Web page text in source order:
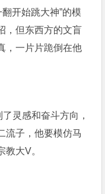
翻开始跳大神”的模
，但东西方的文盲
，一片片跪倒在他
灵感和奋斗方向，
流子，他要模仿马
教大V。